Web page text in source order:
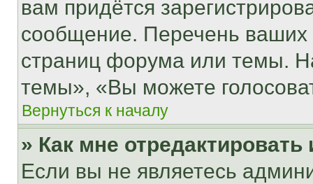
вам придётся
сообщение. Перечень ваших
страниц форума или темы.
темы», «Вы можете
Вернуться к началу
» Как мне
Если вы не являетесь